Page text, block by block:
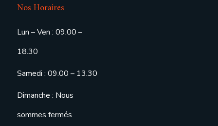
Nos Horaires
Lun – Ven : 09.00 –
18.30
Samedi : 09.00 – 13.30
Dimanche : Nous
sommes fermés